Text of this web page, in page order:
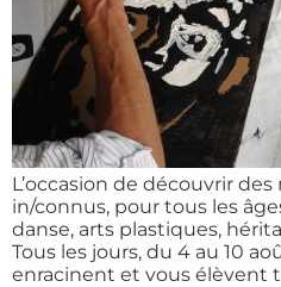
L’occasion de découvrir
in/connus, pour tous les
danse, arts plastiques,
Tous les jours, du 4 au 10
enracinent et vous élèvent